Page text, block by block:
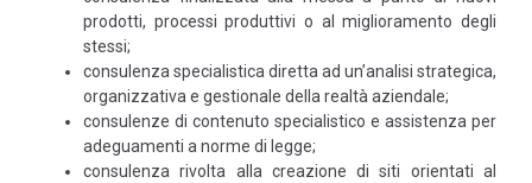
prodotti, processi produttivi o al miglioramento degli
stessi;
consulenza specialistica diretta ad un’analisi strategica,
organizzativa e gestionale della realtà aziendale;
consulenze di contenuto specialistico e assistenza per
adeguamenti a norme di legge;
consulenza rivolta alla creazione di siti orientati al